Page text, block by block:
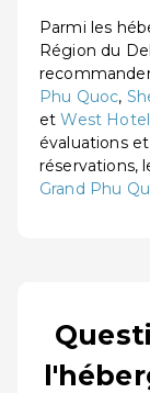
Parmi les
Région du
Phu Quoc,
etWest Hotel
évaluations
réservations,
Grand Phu